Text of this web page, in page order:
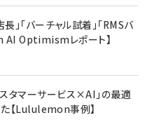
」「バーチャル試着」「RMSバ
AI Optimismレポート】
タマーサービス×AI」の最適
【Lululemon事例】